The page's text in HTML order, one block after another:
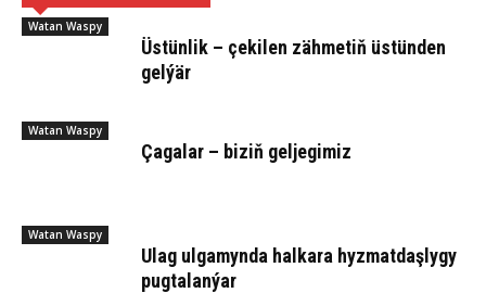
Watan Waspy
Üs­tün­lik – çe­ki­len zäh­me­tiň üs­tün­den
gel­ýär
Watan Waspy
Ça­ga­lar – bi­ziň gel­je­gi­miz
Watan Waspy
Ulag ul­ga­myn­da hal­ka­ra hyz­mat­daş­ly­gy
pug­ta­lan­ýar